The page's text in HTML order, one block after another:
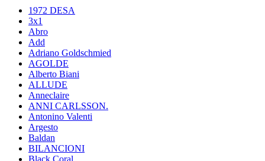
1972 DESA
3x1
Abro
Add
Adriano Goldschmied
AGOLDE
Alberto Biani
ALLUDE
Anneclaire
ANNI CARLSSON.
Antonino Valenti
Argesto
Baldan
BILANCIONI
Black Coral